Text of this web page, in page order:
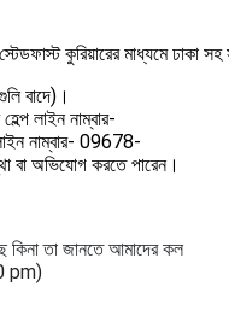
স্টেডফাস্টকুরিয়ারের মাধ্যমে ঢাকা সহ
বাদে) ।
হেল্প লাইন নাম্বার-
নাম্বার- 09678-
বা অভিযোগ করতে পারেন।
কিনা তা জানতে আমাদের কল
pm)